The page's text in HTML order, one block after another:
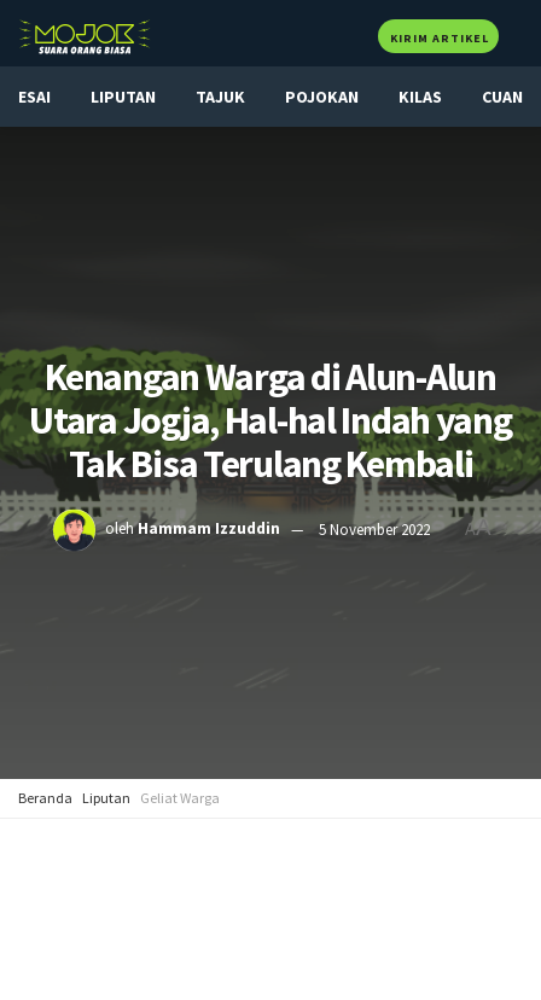
KIRIM ARTIKEL
ESAI LIPUTAN TAJUK POJOKAN KILAS CUAN
Kenangan Warga di Alun-Alun
Utara Jogja, Hal-hal Indah yang
Tak Bisa Terulang Kembali
olehHammam Izzuddin 5 November 2022 AA
Beranda Liputan Geliat Warga